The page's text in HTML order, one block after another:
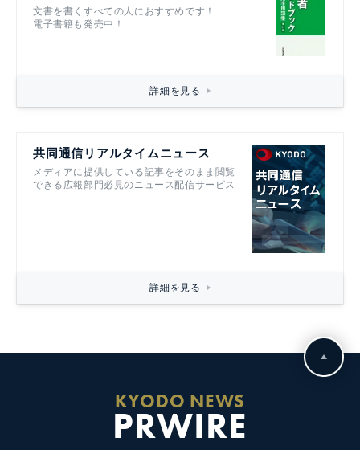
文書を書くすべての人におすすめです！
電子書籍も発売中！
詳細を見る
共同通信リアルタイムニュース
メディアに提供している記事をそのまま閲覧
できる広報部門必見のニュース配信サービス
詳細を見る
KYODO NEWS
PRWIRE